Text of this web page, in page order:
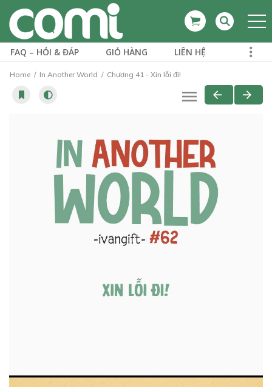
FAQ – HỎI & ĐÁP GIỎ HÀNG LIÊN HỆ
Home In Another World Chương 41 - Xin lỗi đi!